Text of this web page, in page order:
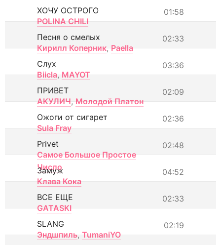
01:58
ХОЧУ ОСТРОГО
POLINA CHILI
02:33
Песня о смелых
Кирилл Коперник, Paella
03:36
Слух
Biicla, MAYOT
02:09
ПРИВЕТ
АКУЛИЧ, Молодой Платон
02:36
Ожоги от сигарет
Sula Fray
02:48
Privet
Самое Большое Простое
Число
04:52
Замуж
Клава Кока
02:33
ВСЕ ЕЩЕ
GATASKI
02:19
SLANG
Эндшпиль, TumaniYO